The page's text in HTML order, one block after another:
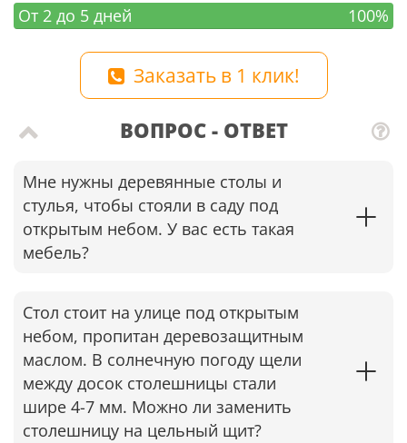
От 2 до 5 дней 100%
Заказать в 1 клик!
ВОПРОС - ОТВЕТ
Мне нужны деревянные столы и
стулья, чтобы стояли в саду под
открытым небом. У вас есть такая
мебель?
Стол стоит на улице под открытым
небом, пропитан деревозащитным
маслом. В солнечную погоду щели
между досок столешницы стали
шире 4-7 мм. Можно ли заменить
столешницу на цельный щит?